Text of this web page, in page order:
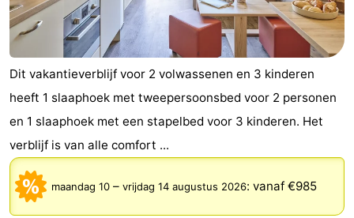
Dit vakantieverblijf voor 2 volwassenen en 3 kinderen
heeft 1 slaaphoek met tweepersoonsbed voor 2 personen
en 1 slaaphoek met een stapelbed voor 3 kinderen. Het
verblijf is van alle comfort ...
maandag 10 – vrijdag 14 augustus 2026: vanaf €985